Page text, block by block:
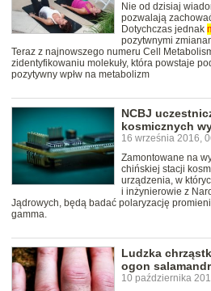
Nie od dzisiaj
pozwalają
Dotychczas jednak
pozytwnymi
Teraz z najnowszego numeru Cell
zidentyfikowaniu molekuły, która powstaje
pozytywny wpłw na metabolizm
NCBJ
kosmicznych
16 września 2016,
Zamontowane na
chińskiej stacji
urządzenia, w
i inżynierowie z
Jądrowych, będą badać polaryzację
gamma.
Ludzka
ogon
10 października